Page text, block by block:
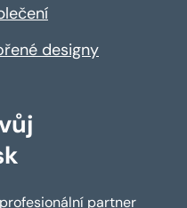
designy
partner